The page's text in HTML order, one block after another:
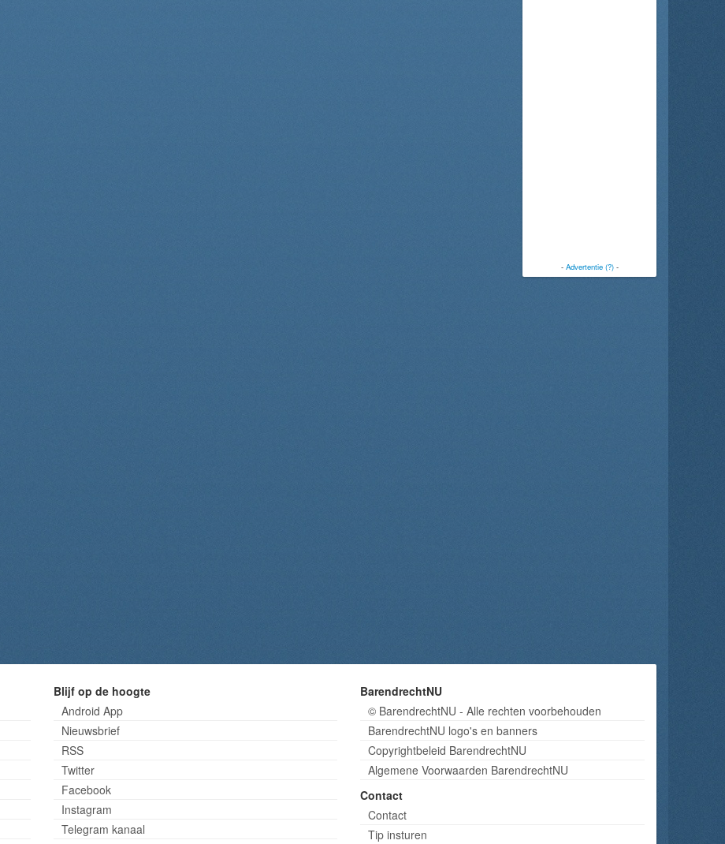
- Advertentie (?)-
Blijf op de hoogte
Android App
Nieuwsbrief
RSS
Twitter
Facebook
Instagram
Telegram kanaal
BarendrechtNU
© BarendrechtNU - Alle rechten voorbehouden
BarendrechtNU logo's en banners
Copyrightbeleid BarendrechtNU
Algemene Voorwaarden BarendrechtNU
Contact
Contact
Tip insturen